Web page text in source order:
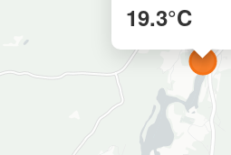
19.3°C